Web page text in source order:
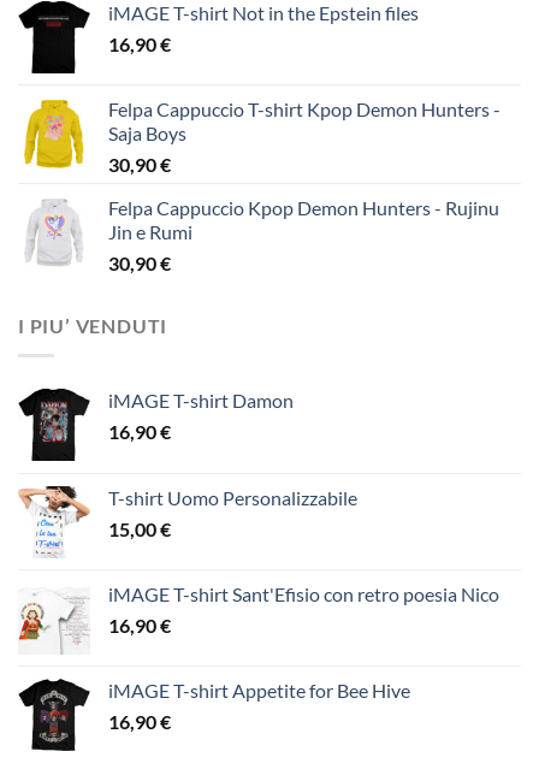
iMAGE T-shirt Not in the Epstein files
16,90€
Felpa Cappuccio T-shirt Kpop Demon Hunters -
Saja Boys
30,90€
Felpa Cappuccio Kpop Demon Hunters - Rujinu
Jin e Rumi
30,90€
I PIU’ VENDUTI
iMAGE T-shirt Damon
16,90€
T-shirt Uomo Personalizzabile
15,00€
iMAGE T-shirt Sant'Efisio con retro poesia Nico
16,90€
iMAGE T-shirt Appetite for Bee Hive
16,90€